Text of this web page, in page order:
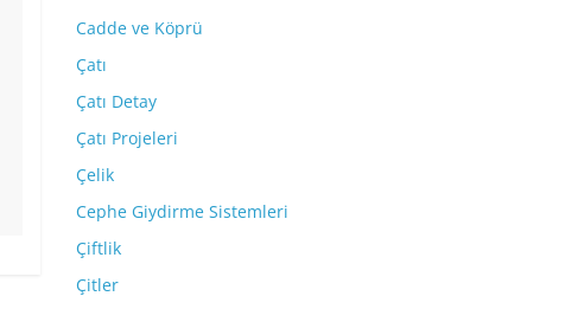
Cadde ve Köprü
Çatı
Çatı Detay
Çatı Projeleri
Çelik
Cephe Giydirme Sistemleri
Çiftlik
Çitler